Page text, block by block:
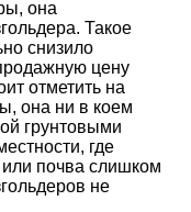
она
Такое
снизило
цену
отметить на
она ни в коем
грунтовыми
где
почва слишком
не